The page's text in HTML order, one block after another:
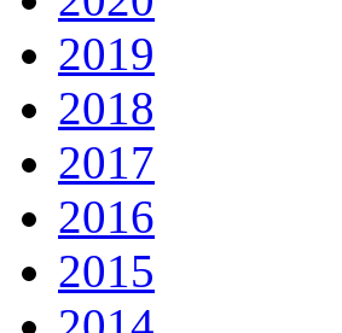
2019
2018
2017
2016
2015